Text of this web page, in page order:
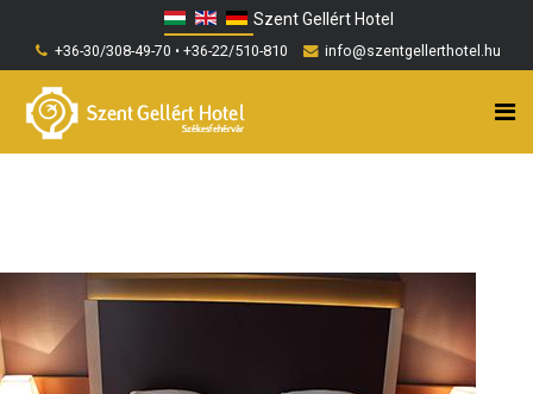
Szent Gellért Hotel
+36-30/308-49-70 • +36-22/510-810 info@szentgellerthotel.hu